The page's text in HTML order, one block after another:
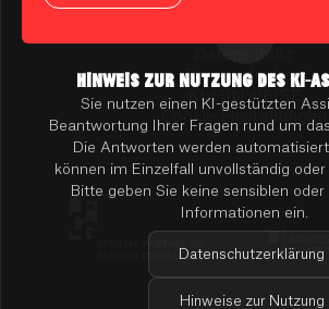
HINWEIS ZUR NUTZUNG DES KI-
Sie nutzen einen KI-gestützten
Beantwortung Ihrer Fragen rund um
Die Antworten werden
können im Einzelfall unvollständig
Bitte geben Sie keine sensiblen
Informationen ein.
Datenschutzerklärung
Hinweise zur Nutzung
Barrierefreiheit
KI-HINWEISE
Cookie Einstellungen